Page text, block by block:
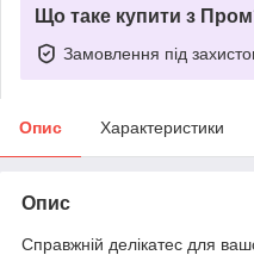
Що таке купити з
Замовлення під
Опис Характеристики
Опис
Справжній делікатес для